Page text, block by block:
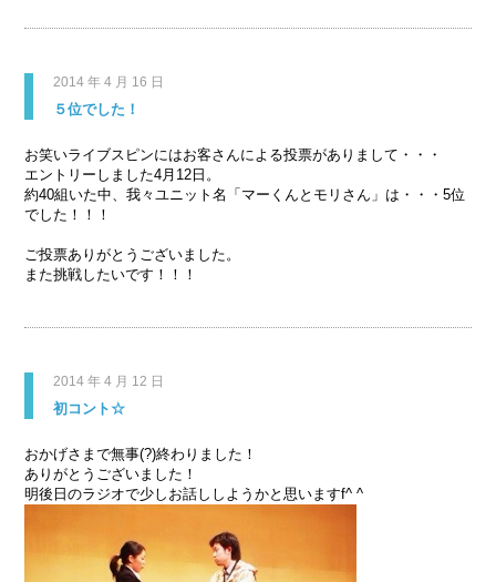
2014 年 4 月 16 日
５位でした！
お笑いライブスピンにはお客さんによる投票がありまして・・・
エントリーしました4月12日。
約40組いた中、我々ユニット名「マーくんとモリさん」は・・・5位
でした！！！
ご投票ありがとうございました。
また挑戦したいです！！！
2014 年 4 月 12 日
初コント☆
おかげさまで無事(?)終わりました！
ありがとうございました！
明後日のラジオで少しお話ししようかと思いますf^ ^